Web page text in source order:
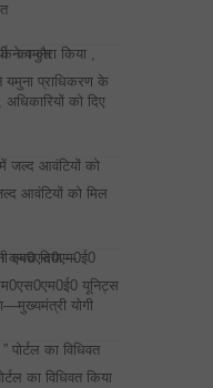
प्राधिकरण के
को दिए
आवंटियों को मिल
यूनिट्स
योगी
का विधिवत किया